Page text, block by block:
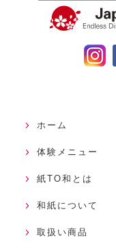
ホーム
体験メニュー
紙TO和とは
和紙について
取扱い商品